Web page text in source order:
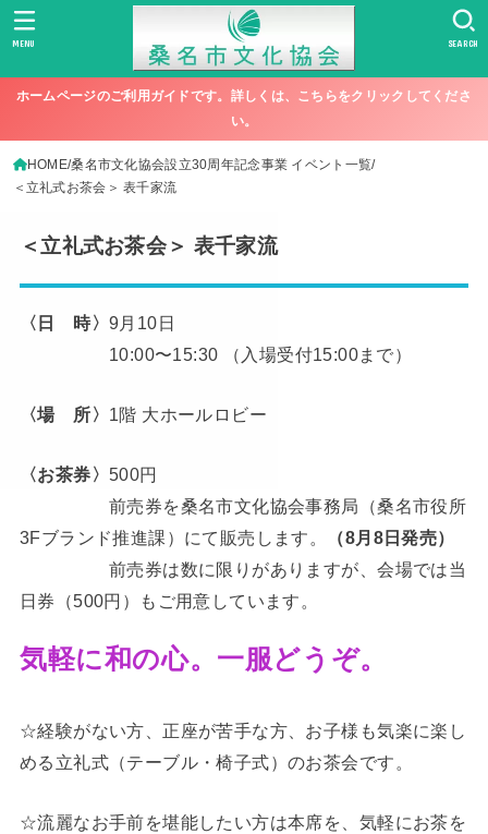
SEARCH
MENU
ホームページのご利用ガイドです。詳しくは、こちらをクリックしてくださ
い。
HOME 桑名市文化協会設立30周年記念事業 イベント一覧
＜立礼式お茶会＞ 表千家流
＜立礼式お茶会＞ 表千家流
〈日 時〉 9月10日
10:00〜15:30 （入場受付15:00まで）
〈場 所〉 1階 大ホールロビー
〈お茶券〉 500円
前売券を桑名市文化協会事務局（桑名市役所
3Fブランド推進課）にて販売します。
（8月8日発売）
前売券は数に限りがありますが、会場では当
日券（500円）もご用意しています。
気軽に和の心。一服どうぞ。
☆経験がない方、正座が苦手な方、お子様も気楽に楽し
める立礼式（テーブル・椅子式）のお茶会です。
☆流麗なお手前を堪能したい方は本席を、気軽にお茶を